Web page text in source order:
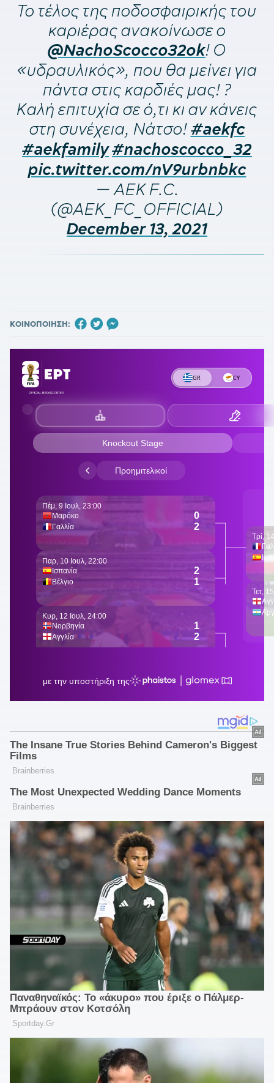
To τέλος της ποδοσφαιρικής του
καριέρας ανακοίνωσε ο
@NachoScocco32ok! O
«υδραυλικός», που θα μείνει για
πάντα στις καρδιές μας! ?
Καλή επιτυχία σε ό,τι κι αν κάνεις
στη συνέχεια, Νάτσο!#aekfc
#aekfamily#nachoscocco_32
pic.twitter.com/nV9urbnbkc
— AEK F.C.
(@AEK_FC_OFFICIAL)
December 13, 2021
ΚΟΙΝΟΠΟΙΗΣΗ: